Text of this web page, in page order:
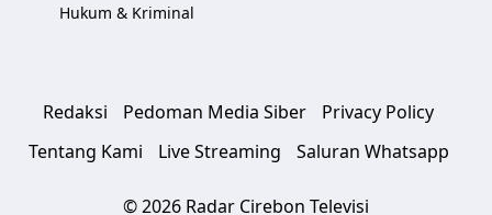
Hukum & Kriminal
Redaksi Pedoman Media Siber
Privacy Policy
Tentang Kami
Live Streaming Saluran Whatsapp
© 2026 Radar Cirebon Televisi